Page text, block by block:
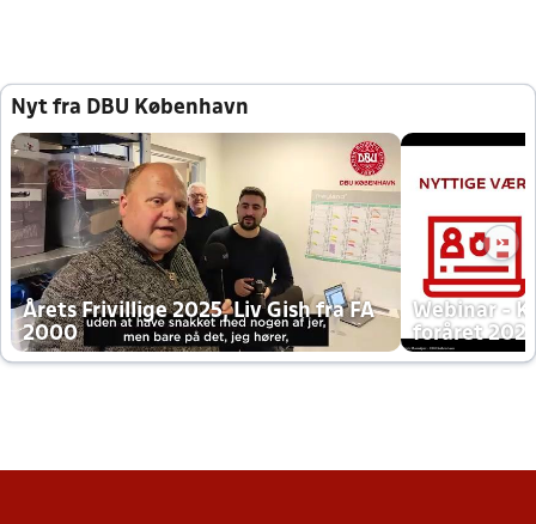
Nyt fra DBU København
Årets Frivillige 2025, Liv Gish fra FA
2000
Webinar -
foråret